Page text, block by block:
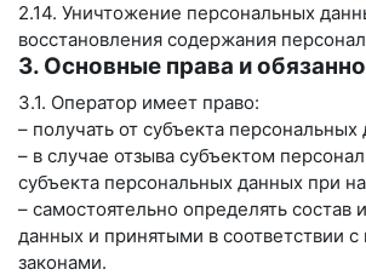
2.14. Уничтожение персональных
восстановления содержания
3. Основные права и
3.1. Оператор имеет право:
– получать от субъекта
– в случае отзыва субъектом
субъекта персональных данных при
– самостоятельно определять
данных и принятыми в соответствии
законами.